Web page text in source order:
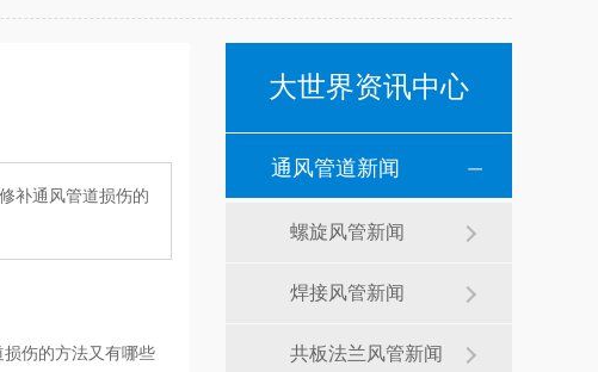
补通风管道损伤的
伤的方法又有哪些
大世界资讯中心
通风管道新闻
螺旋风管新闻
焊接风管新闻
共板法兰风管新闻